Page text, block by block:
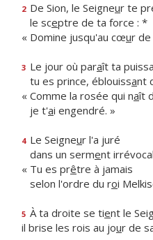
2 De Sion, le Seigneur te
le sceptre de ta force : *
« Domine jusqu'au cœur de
3 Le jour où paraît ta
tu es prince, éblouissant
« Comme la rosée qui naît
je t'ai engendré. »
4 Le Seigneur l'a juré
dans un serment
« Tu es prêtre à jamais
selon l'ordre du roi
5 À ta droite se tient le
il brise les rois au jour de